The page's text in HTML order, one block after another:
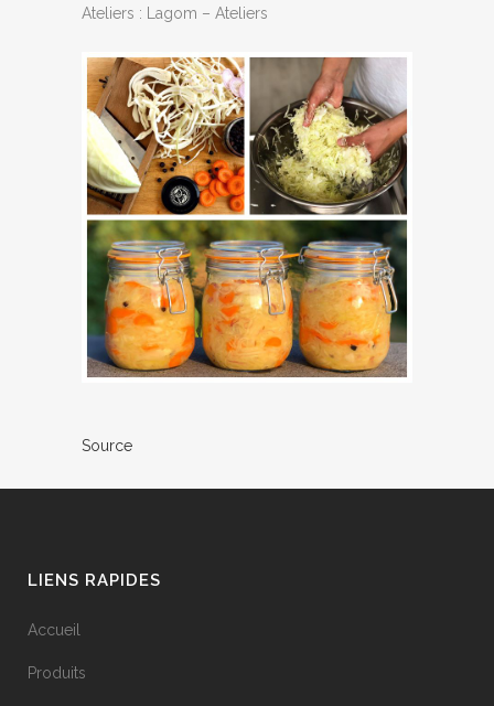
Ateliers : Lagom – Ateliers
Source
LIENS RAPIDES
Accueil
Produits